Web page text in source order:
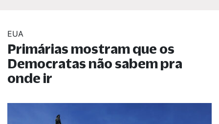
EUA
Primárias mostram que os
Democratas não sabem pra
onde ir